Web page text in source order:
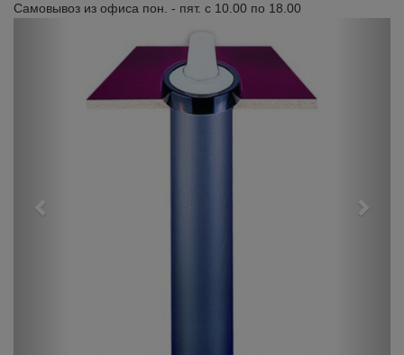
Самовывоз из офиса пон. - пят. с 10.00 по 18.00